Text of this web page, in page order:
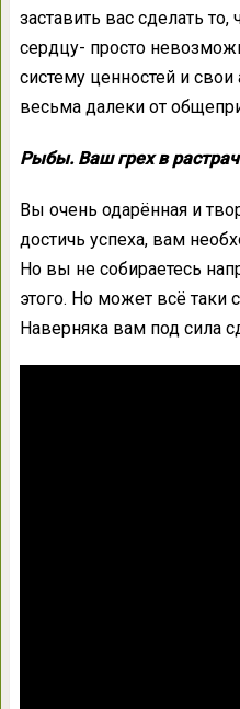
заставить вас сделать
сердцу- просто
систему ценностей и
весьма далеки от
Рыбы. Ваш грех в
Вы очень одарённая и
достичь успеха, вам
Но вы не собираетесь
этого. Но может всё таки
Наверняка вам под сила